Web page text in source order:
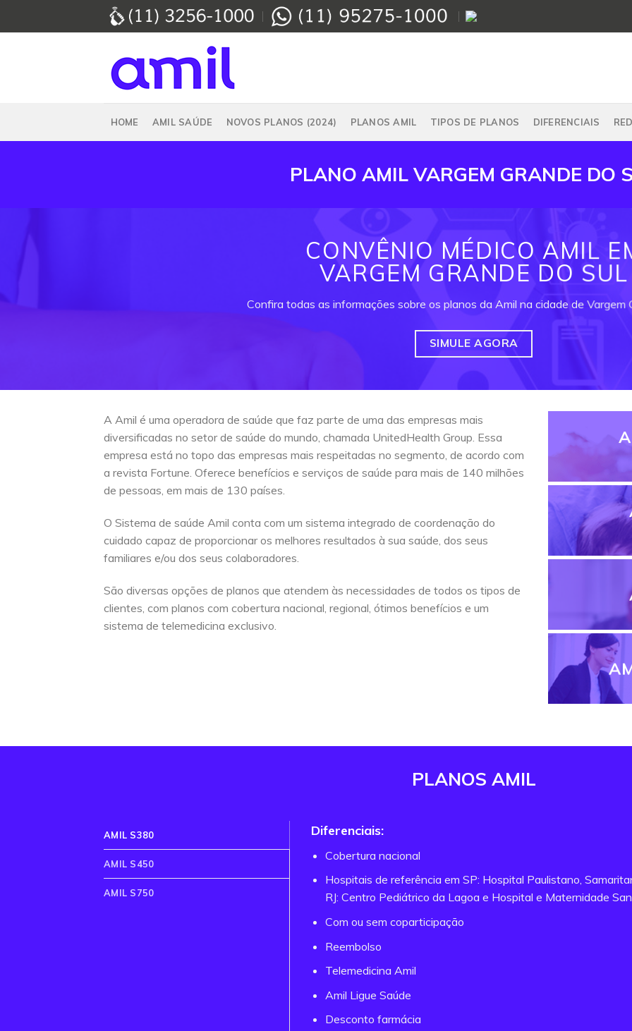
HOME AMIL SAÚDE NOVOS PLANOS (2024) PLANOS AMIL TIPOS DE PLANOS DIFERENCIAIS
PLANO AMIL VARGEM GRANDE DO
CONVÊNIO MÉDICO AMIL
VARGEM GRANDE DO SUL
Confira todas as informações sobre os planos da Amil na cidade de Vargem
SIMULE AGORA
A Amil é uma operadora de saúde que faz parte de uma das empresas mais
diversificadas no setor de saúde do mundo, chamada UnitedHealth Group. Essa
empresa está no topo das empresas mais respeitadas no segmento, de acordo com
a revista Fortune. Oferece benefícios e serviços de saúde para mais de 140 milhões
de pessoas, em mais de 130 países.
O Sistema de saúde Amil conta com um sistema integrado de coordenação do
cuidado capaz de proporcionar os melhores resultados à sua saúde, dos seus
familiares e/ou dos seus colaboradores.
São diversas opções de planos que atendem às necessidades de todos os tipos de
clientes, com planos com cobertura nacional, regional, ótimos benefícios e um
sistema de telemedicina exclusivo.
PLANOS AMIL
AMIL S380
AMIL S450
AMIL S750
Diferenciais:
Cobertura nacional
Hospitais de referência em SP: Hospital Paulistano,
RJ: Centro Pediátrico da Lagoa e Hospital e Maternidade
Com ou sem coparticipação
Reembolso
Telemedicina Amil
Amil Ligue Saúde
Desconto farmácia